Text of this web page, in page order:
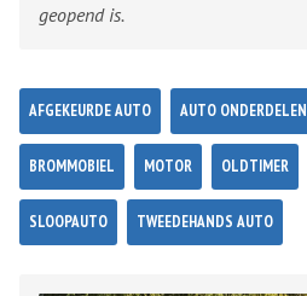
geopend is.
AFGEKEURDE AUTO AUTO ONDERDELEN
BROMMOBIEL MOTOR OLDTIMER
SLOOPAUTO TWEEDEHANDS AUTO